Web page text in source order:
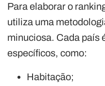
Para elaborar o
utiliza uma
minuciosa. Cada país
específicos, como:
Habitação;